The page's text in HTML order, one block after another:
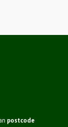
postcode